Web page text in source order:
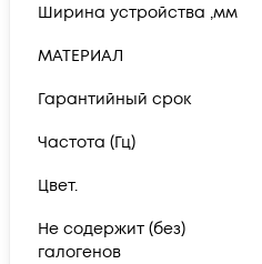
Ширина устройства ,мм
МАТЕРИАЛ
Гарантийный срок
Частота (Гц)
Цвет.
Не содержит (без)
галогенов